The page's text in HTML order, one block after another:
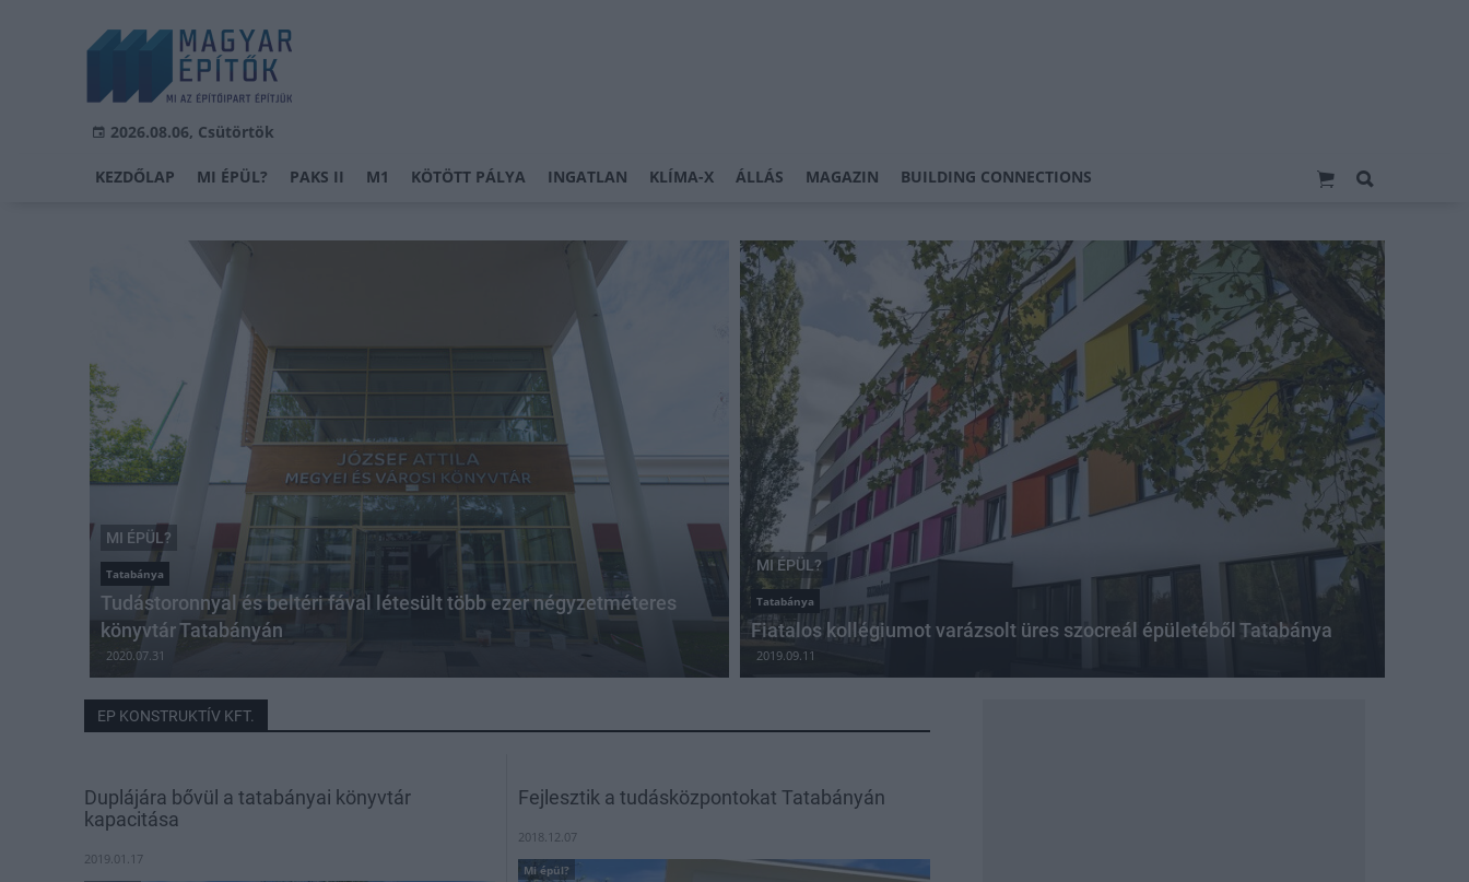
2026.08.06, Csütörtök
KEZDŐLAP MI ÉPÜL? PAKS II M1 KÖTÖTT PÁLYA INGATLAN KLÍMA-X ÁLLÁS MAGAZIN BUILDING CONNECTIONS
MI ÉPÜL?
Tatabánya
Tudástoronnyal és beltéri fával létesült több ezer négyzetméteres
könyvtár Tatabányán
2020.07.31
MI ÉPÜL?
Tatabánya
Fiatalos kollégiumot varázsolt üres szocreál épületéből Tatabánya
2019.09.11
EP KONSTRUKTÍV KFT.
Duplájára bővül a tatabányai könyvtár
kapacitása
2019.01.17
Fejlesztik a tudásközpontokat Tatabányán
2018.12.07
Mi épül?